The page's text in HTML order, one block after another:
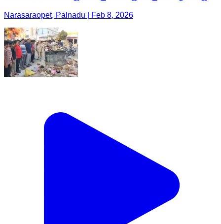
Narasaraopet, Palnadu | Feb 8, 2026